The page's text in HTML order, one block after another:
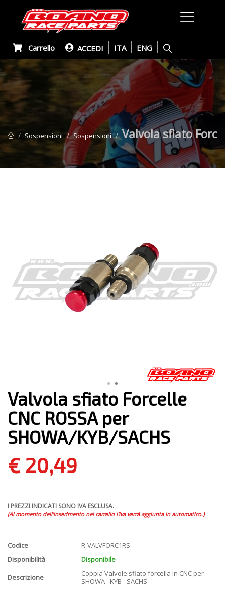
Carrello ACCEDI ITA ENG
Sospensioni Sospensioni Valvola sfiato
Valvola sfiato Forcelle
CNC ROSSA per
SHOWA/KYB/SACHS
€ 20,49
I PREZZI INDICATI SONO IVA ESCLUSA.
(Al momento dell'inserimento nel carrello l'iva verrà aggiunta in automatico.)
Codice
R-VALVFORC1RS
Disponibilità
Disponibile
Descrizione
Coppia Valvole sfiato forcella in CNC per
SHOWA - KYB - SACHS